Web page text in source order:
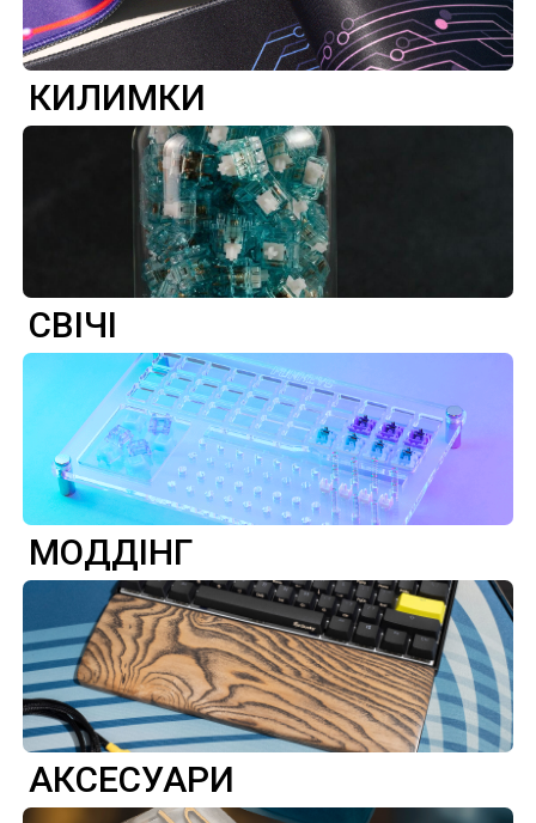
КИЛИМКИ
СВІЧІ
МОДДІНГ
АКСЕСУАРИ